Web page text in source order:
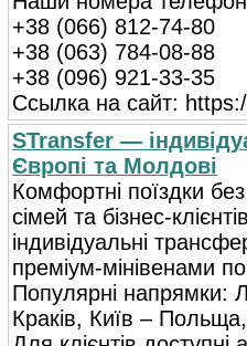
+38 (066) 812-74-80
+38 (063) 784-08-88
+38 (096) 921-33-35
Ссылка на сайт:
STransfer —
Європі та Молдові
Комфортні поїздки
сімей та бізнес-
індивідуальні
преміум-мінівенами
Популярні напрямки:
Краків, Київ –